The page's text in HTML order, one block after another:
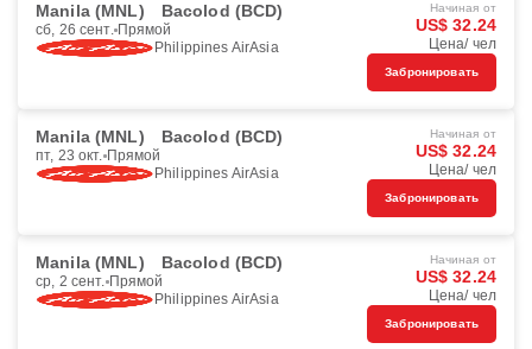
Manila (MNL) Bacolod (BCD)
сб, 26 сент. Прямой
Philippines AirAsia
Начиная от
US$ 32.24
Цена/ чел
Забронировать
Manila (MNL) Bacolod (BCD)
пт, 23 окт. Прямой
Philippines AirAsia
Начиная от
US$ 32.24
Цена/ чел
Забронировать
Manila (MNL) Bacolod (BCD)
ср, 2 сент. Прямой
Philippines AirAsia
Начиная от
US$ 32.24
Цена/ чел
Забронировать